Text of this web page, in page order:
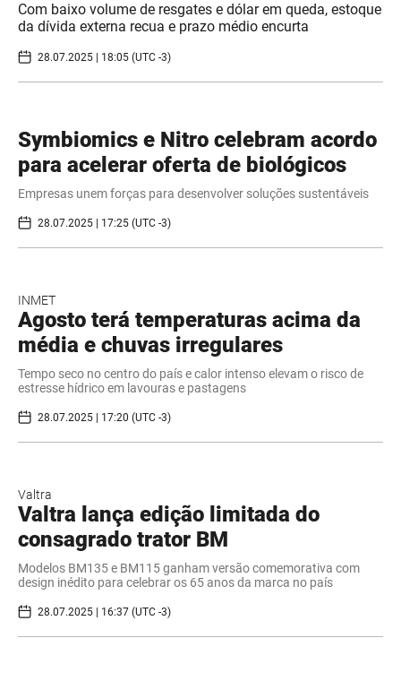
Com baixo volume de resgates e dólar em queda, estoque
da dívida externa recua e prazo médio encurta
28.07.2025 | 18:05 (UTC -3)
Symbiomics e Nitro celebram acordo
para acelerar oferta de biológicos
Empresas unem forças para desenvolver soluções sustentáveis
28.07.2025 | 17:25 (UTC -3)
INMET
Agosto terá temperaturas acima da
média e chuvas irregulares
Tempo seco no centro do país e calor intenso elevam o risco de
estresse hídrico em lavouras e pastagens
28.07.2025 | 17:20 (UTC -3)
Valtra
Valtra lança edição limitada do
consagrado trator BM
Modelos BM135 e BM115 ganham versão comemorativa com
design inédito para celebrar os 65 anos da marca no país
28.07.2025 | 16:37 (UTC -3)